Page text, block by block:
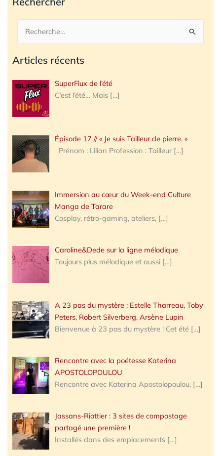
Rechercher :
Articles récents
SuperFlux de l’été
C’est l’été… Mais […]
Épisode 17 // « Je suis Tailleur de pierre. »
Prénom : Lilian Profession : Tailleur […]
Immersion au cœur du Week-end Culture
Manga de Tarare
Cosplay, rétro-gaming, ateliers, […]
Caroline&Dede sur la ligne mélodique
Toujours plus mélodique et aussi […]
A 23 pas du mystère : Estelle Tharreau, Toby
Peters, Robert Silverberg, Arsène Lupin
Bienvenue à 23 pas du mystère ! Cet été […]
Rencontre avec la poétesse Katerina
APOSTOLOPOULOU
Rencontre avec Katerina Apostolopoulou, […]
Jassans-Riottier : 3 sites de compostage
partagé une première !
Installés dans des emplacements […]